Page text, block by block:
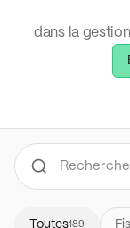
dans la
Toutes189